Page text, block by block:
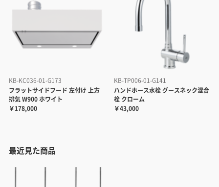
KB-KC036-01-G173
フラットサイドフード 左付け 上方
排気 W900 ホワイト
￥178,000
KB-TP006-01-G141
ハンドホース水栓 グースネック混合
栓 クローム
￥43,000
最近見た商品